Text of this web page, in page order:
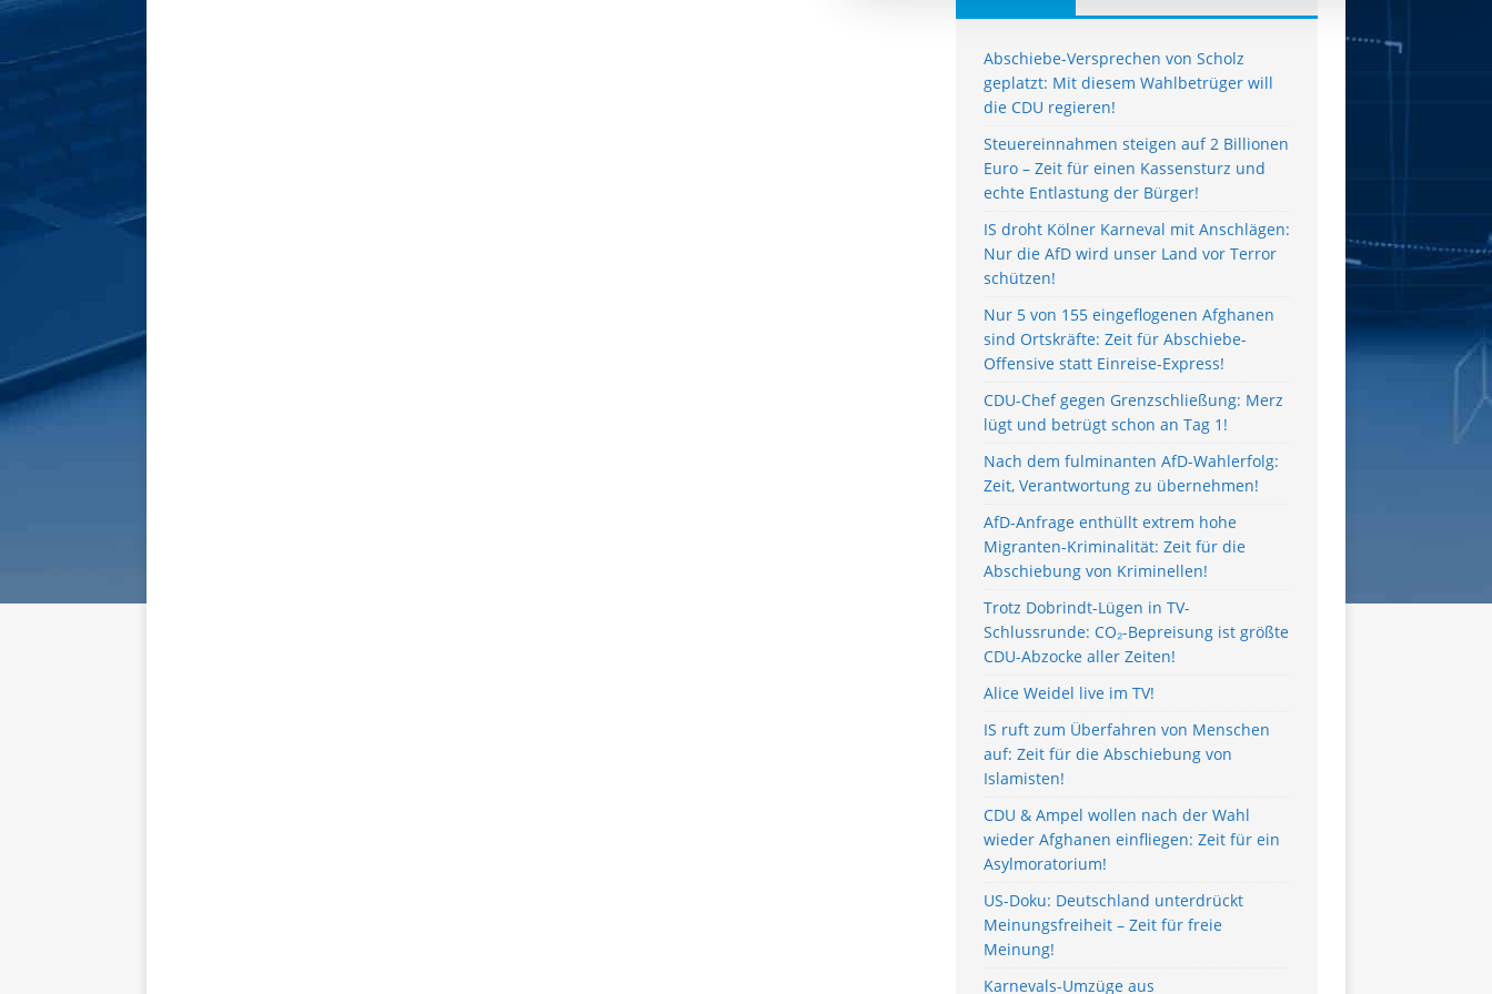
Abschiebe-Versprechen von Scholz
geplatzt: Mit diesem Wahlbetrüger will
die CDU regieren!
Steuereinnahmen steigen auf 2 Billionen
Euro – Zeit für einen Kassensturz und
echte Entlastung der Bürger!
IS droht Kölner Karneval mit Anschlägen:
Nur die AfD wird unser Land vor Terror
schützen!
Nur 5 von 155 eingeflogenen Afghanen
sind Ortskräfte: Zeit für Abschiebe-
Offensive statt Einreise-Express!
CDU-Chef gegen Grenzschließung: Merz
lügt und betrügt schon an Tag 1!
Nach dem fulminanten AfD-Wahlerfolg:
Zeit, Verantwortung zu übernehmen!
AfD-Anfrage enthüllt extrem hohe
Migranten-Kriminalität: Zeit für die
Abschiebung von Kriminellen!
Trotz Dobrindt-Lügen in TV-
Schlussrunde: CO₂-Bepreisung ist größte
CDU-Abzocke aller Zeiten!
Alice Weidel live im TV!
IS ruft zum Überfahren von Menschen
auf: Zeit für die Abschiebung von
Islamisten!
CDU & Ampel wollen nach der Wahl
wieder Afghanen einfliegen: Zeit für ein
Asylmoratorium!
US-Doku: Deutschland unterdrückt
Meinungsfreiheit – Zeit für freie
Meinung!
Karnevals-Umzüge aus